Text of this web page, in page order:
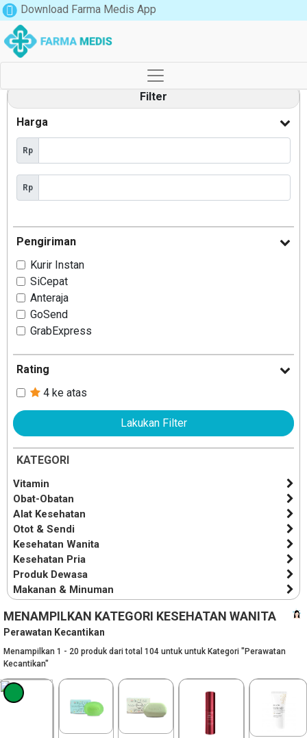
Filter
Harga
Rp
Rp
Pengiriman
Kurir Instan
SiCepat
Anteraja
GoSend
GrabExpress
Rating
4 ke atas
Lakukan Filter
KATEGORI
Vitamin
Obat-Obatan
Alat Kesehatan
Otot & Sendi
Kesehatan Wanita
Kesehatan Pria
Produk Dewasa
Makanan & Minuman
MENAMPILKAN KATEGORI KESEHATAN WANITA
Perawatan Kecantikan
Menampilkan 1 - 20 produk dari total 104 untuk untuk Kategori "Perawatan
Kecantikan"
Download Farma Medis App